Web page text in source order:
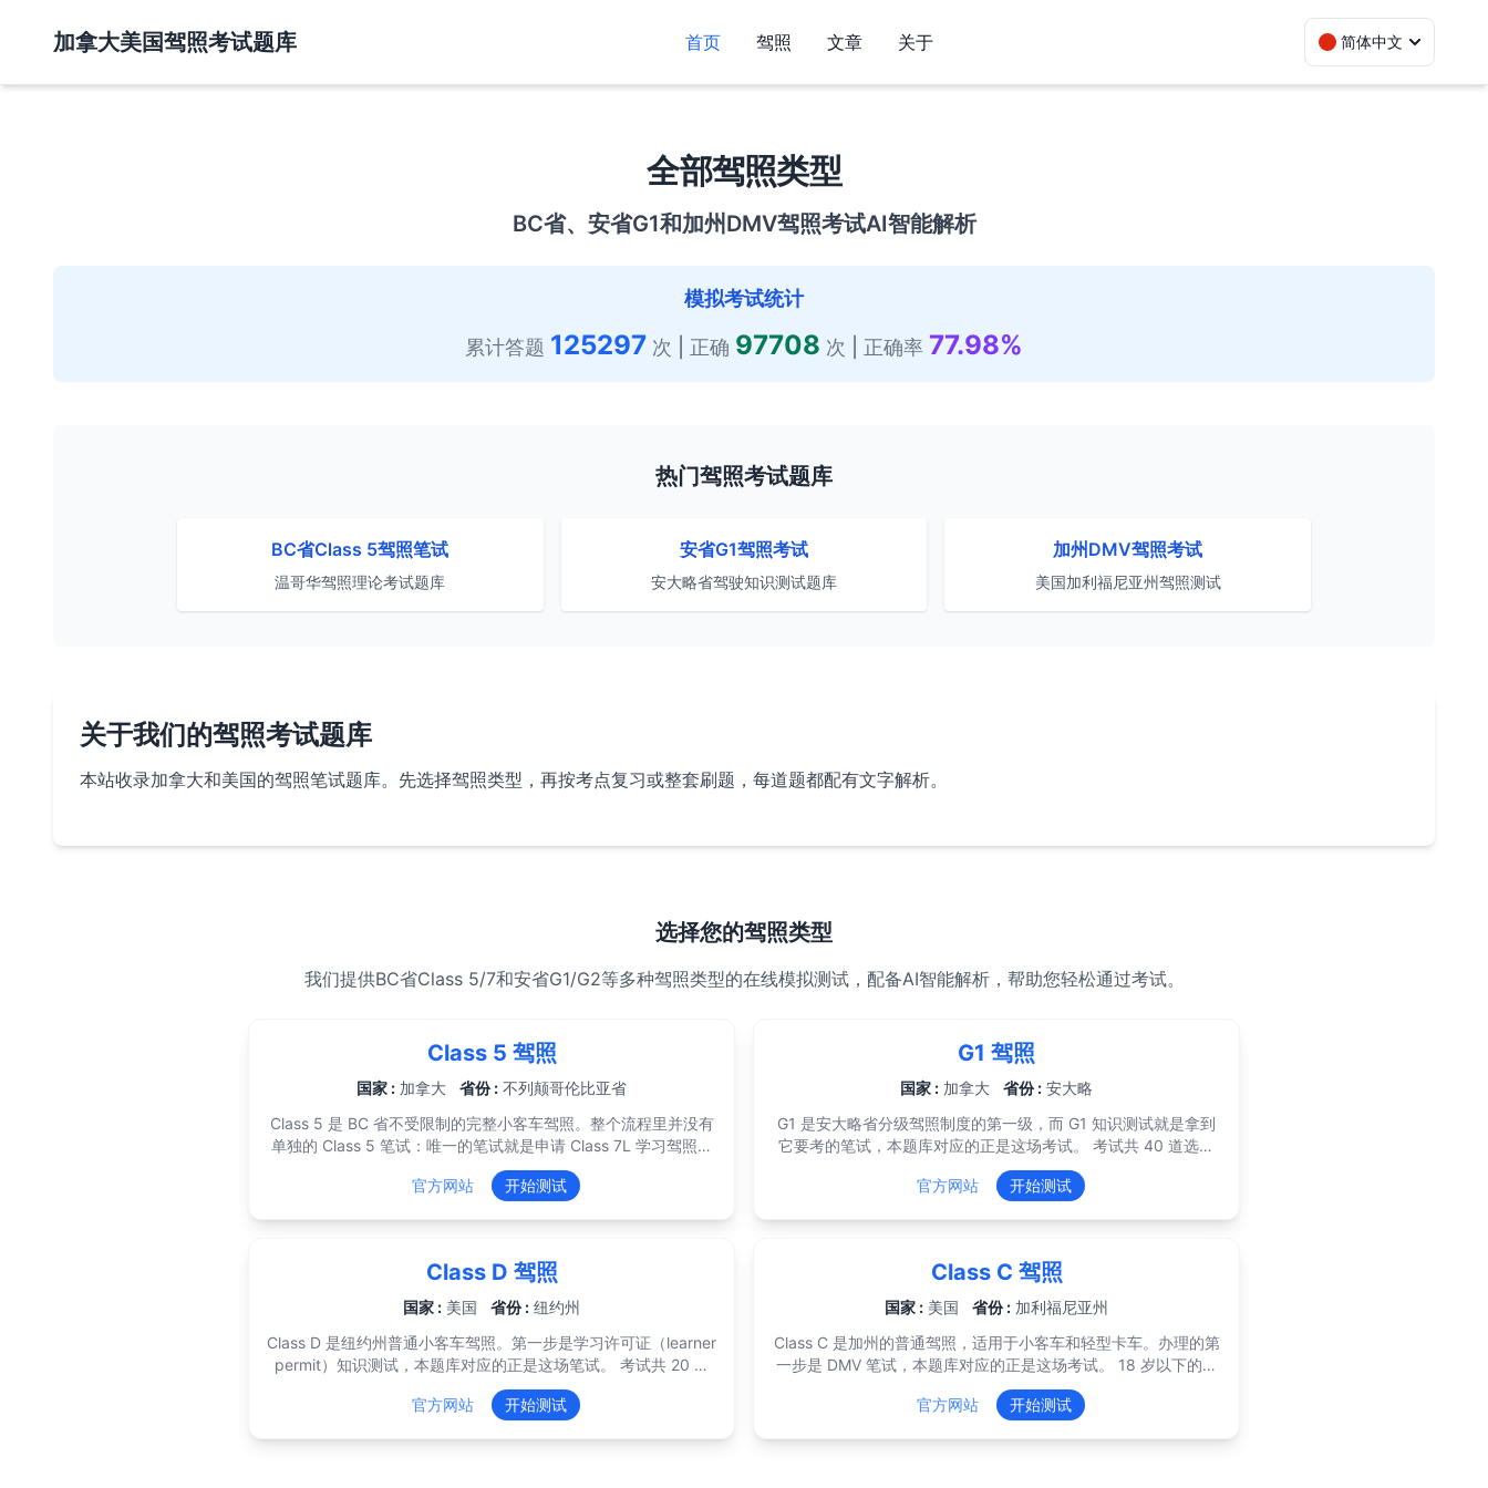
加拿大美国驾照考试题库 简体中文
首页 驾照 文章 关于
全部驾照类型
BC省、安省G1和加州DMV驾照考试AI智能解析
模拟考试统计
累计答题 125297 次 | 正确 97708 次 | 正确率 77.98%
热门驾照考试题库
BC省Class 5驾照笔试
温哥华驾照理论考试题库
安省G1驾照考试
安大略省驾驶知识测试题库
加州DMV驾照考试
美国加利福尼亚州驾照测试
关于我们的驾照考试题库
本站收录加拿大和美国的驾照笔试题库。先选择驾照类型，再按考点复习或整套刷题，每道题都配有文字解析。
选择您的驾照类型
我们提供BC省Class 5/7和安省G1/G2等多种驾照类型的在线模拟测试，配备AI智能解析，帮助您轻松通过考试。
Class 5 驾照
国家 : 加拿大 省份 : 不列颠哥伦比亚省
Class 5 是 BC 省不受限制的完整小客车驾照。整个流程里并没有
单独的 Class 5 笔试：唯一的笔试就是申请 Class 7L 学习驾照时
考的那一场，本题库对应的正是这场考试。 ICBC 知识测试共 50
道选择题，答对 40 道（80%）及格，每次 15 加元，提供 12 种
包括交通标志、路权、限速与跟车距离、停车规定、酒驾处罚，以
及分级驾照计划（GLP）本身的规则。GLP 那部分值得认真看
题，而这恰恰是大多数人会跳过的内容。 拿到 L 后需持有 12 个
月，通过 Class 7 路考升为 N，再在 N 阶段满 24 个月（修完认
可的 GLP 课程为 18 个月），才能拿到完整的 Class 5。
官方网站 开始测试
G1 驾照
国家 : 加拿大 省份 : 安大略
G1 是安大略省分级驾照制度的第一级，而 G1 知识测试就是拿到
它要考的笔试，本题库对应的正是这场考试。 考试共 40 道选择
题，分成两个独立计分的部分：20 道交通标志、20 道道路规则。
两部分必须各自达到 80%，也就是各 20 题里都要对 16 题，并且
年，一年内补考只需重考没通过的那一部分。 申请费用 159.75
加元，这是一个套餐价，包含知识测试、第一次 G2 路考和五年期
理，需携带两份身份证件原件。 拿到 G1 后需持有 12 个月才能参
加第一次路考；修完交通部认可的驾驶课程可缩短到 8 个月。
官方网站 开始测试
Class D 驾照
国家 : 美国 省份 : 纽约州
Class D 是纽约州普通小客车驾照。第一步是学习许可证（learner
permit）知识测试，本题库对应的正是这场笔试。 考试共 20 道
选择题，答对 14 道（70%）及格。其中 4 道是交通标志题，这 4
道里至少要对 2 道——规则部分满分也补不回标志部分的不足。
官方网站 开始测试
Class C 驾照
国家 : 美国 省份 : 加利福尼亚州
Class C 是加州的普通驾照，适用于小客车和轻型卡车。办理的第
一步是 DMV 笔试，本题库对应的正是这场考试。 18 岁以下的申
请人考 46 题，需答对 38 题；18 岁及以上考 36 题，需答对 30
题。DMV 公布的及格线是 80%，而上述题量换算下来略高于这个
官方网站 开始测试